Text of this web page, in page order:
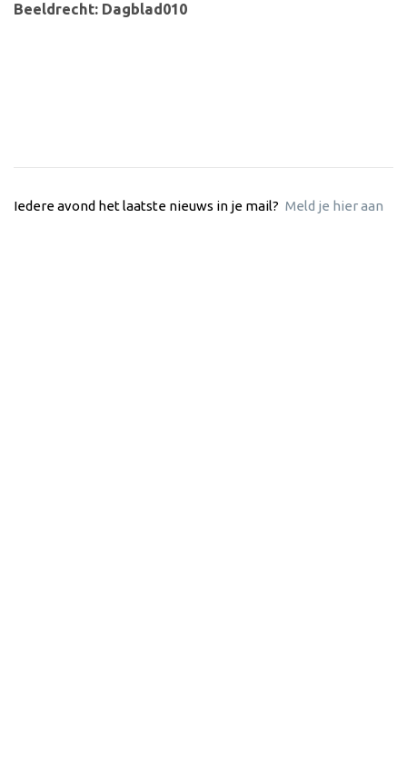
Beeldrecht: Dagblad010
Iedere avond het laatste nieuws in je mail? Meld je hier aan